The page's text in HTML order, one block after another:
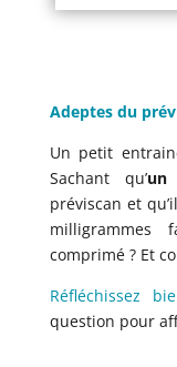
Adeptes du
Un petit
Sachant qu’un
préviscan et
comprimé ? Et
Réfléchissez
question pour